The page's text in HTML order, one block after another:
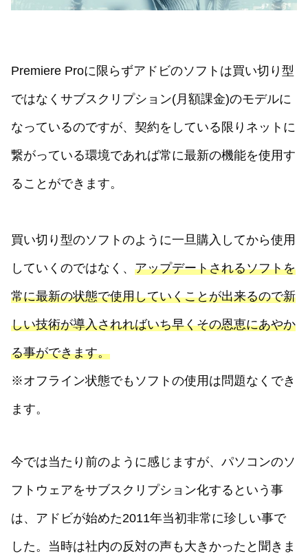
Premiere Proに限らずアドビのソフトは買い切り型
ではなくサブスクリプション(月額課金)のモデルに
なっているのですが、契約をしている限りネットに
繋がっている環境であれば常に最新の機能を使用す
ることができます。
買い切り型のソフトのように一旦購入してから使用
していくのではなく、 アップデートされるソフトを
常に最新の状態で使用していくことが出来るので新
しい技術が導入されればいち早くその恩恵にあやか
る事ができます。
※オフライン状態でもソフトの使用は問題なくでき
ます。
今では当たり前のように感じますが、パソコンのソ
フトウェアをサブスクリプション化するという事
は、アドビが始めた2011年当初非常に珍しい事で
した。当時は社内の反対の声も大きかったと聞きま